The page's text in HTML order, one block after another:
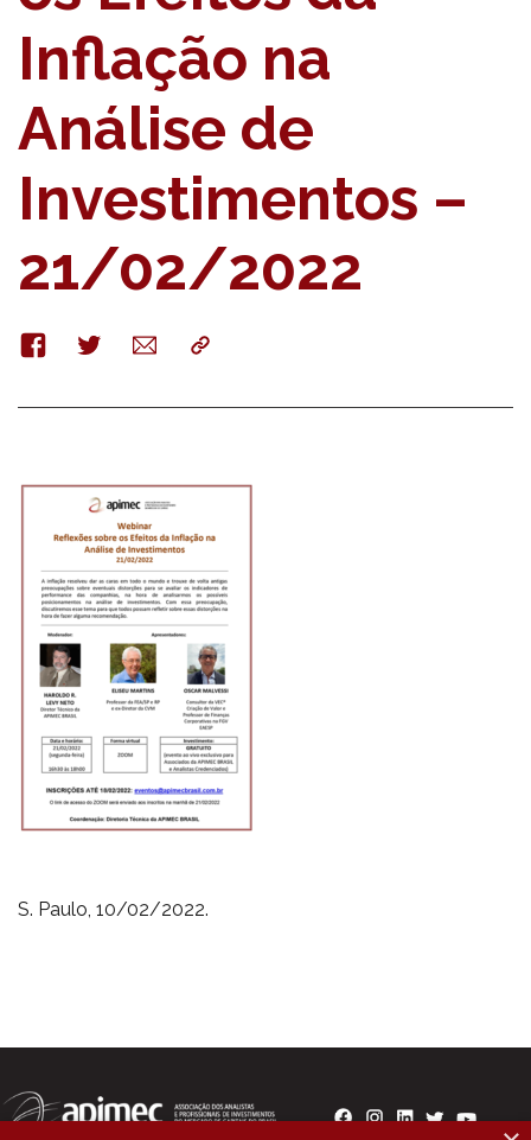
Inflação na
Análise de
Investimentos –
21/02/2022
FacebookTwitterE-
mail
Copy
S. Paulo, 10/02/2022.